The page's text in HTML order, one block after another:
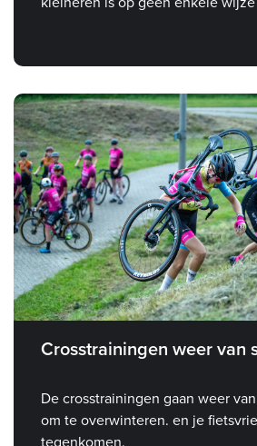
Crosstrainingen weer van
De crosstrainingen gaan weer
om te overwinteren. en je
tegenkomen.